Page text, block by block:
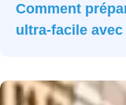
Comment
ultra-facile